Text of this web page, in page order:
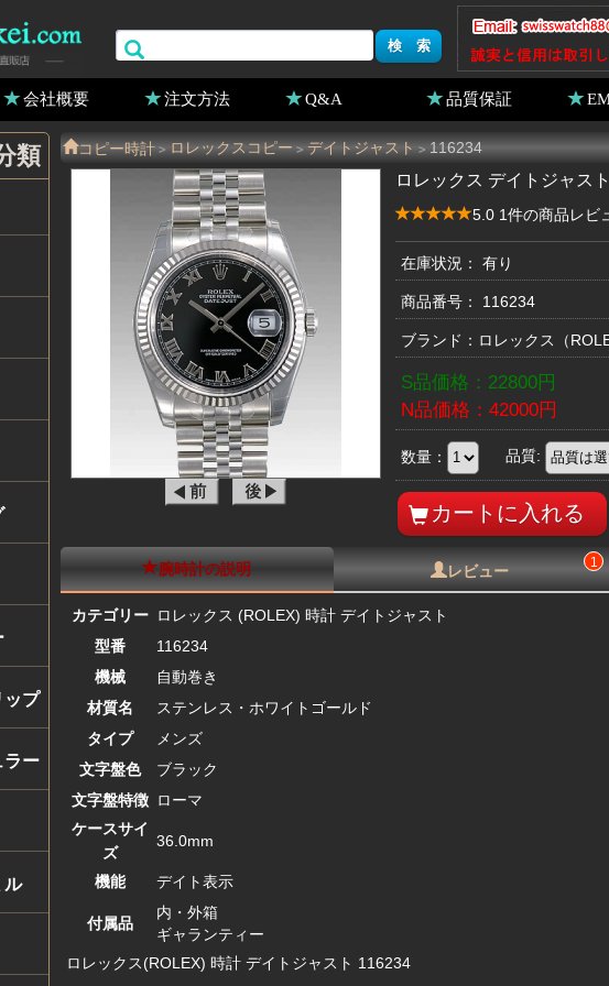
会社概要 注文方法 Q&A 品質保証
コピー時計 > ロレックスコピー > デイトジャスト > 116234
ロレックス デイトジャス
5.0 1件の商品レビ
在庫状況： 有り
商品番号： 116234
ブランド： ロレックス （
S品価格： 22800円
N品価格： 42000円
数量： 品質:
腕時計の説明 レビュー 1
カテゴリー ロレックス (ROLEX) 時計 デイトジャスト
型番
116234
機械
自動巻き
材質名
ステンレス・ホワイトゴールド
タイプ
メンズ
文字盤色
ブラック
文字盤特徴 ローマ
ケースサイ
ズ
36.0mm
機能 デイト表示
付属品
内・外箱
ギャランティー
ロレックス(ROLEX) 時計 デイトジャスト 116234
類
ップ
ラー
ル